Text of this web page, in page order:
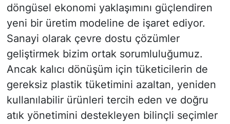
döngüsel ekonomi yaklaşımını güçlendiren
yeni bir üretim modeline de işaret ediyor.
Sanayi olarak çevre dostu çözümler
geliştirmek bizim ortak sorumluluğumuz.
Ancak kalıcı dönüşüm için tüketicilerin de
gereksiz plastik tüketimini azaltan, yeniden
kullanılabilir ürünleri tercih eden ve doğru
atık yönetimini destekleyen bilinçli seçimler